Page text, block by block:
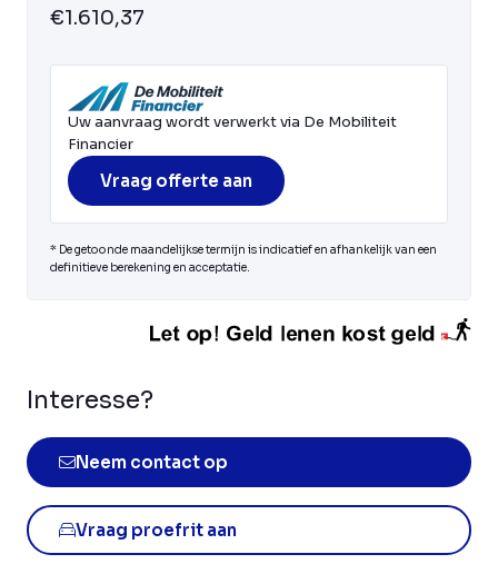
€1.610,37
Uw aanvraag wordt verwerkt via De Mobiliteit
Financier
Vraag offerte aan
* De getoonde maandelijkse termijn is indicatief en afhankelijk van een
definitieve berekening en acceptatie.
Interesse?
Neem contact op
Vraag proefrit aan